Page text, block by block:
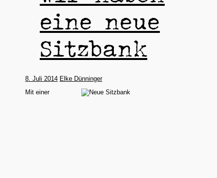
eine neue
Sitzbank
8. Juli 2014 Elke Dünninger
Mit einer